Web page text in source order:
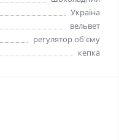
Україна
вельвет
регулятор об'єму
кепка